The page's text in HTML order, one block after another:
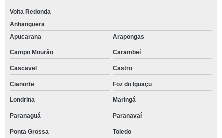
Volta Redonda
Anhanguera
Apucarana
Arapongas
Campo Mourão Carambeí
Cascavel Castro
Cianorte Foz do Iguaçu
Londrina Maringá
Paranaguá Paranavaí
Ponta Grossa
Toledo